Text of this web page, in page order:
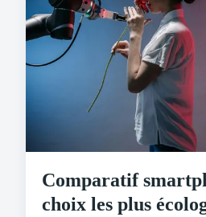
Comparatif
choix les plus